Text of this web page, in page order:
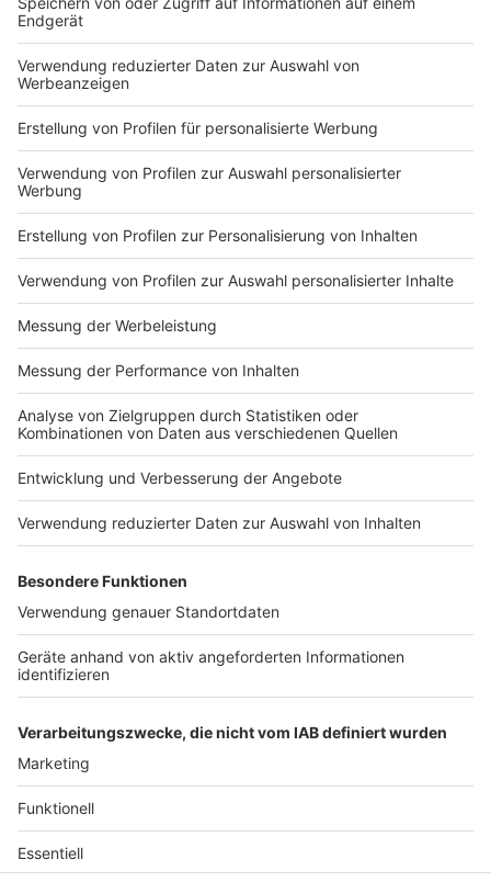
Das ist der Kitchen Club by Nelson Müller
Bei euch läuft das Radio in der Küche, bei uns die
Küche im Radio. Starkoch Nelson Müller lädt uns
exklusiv in seinen Kitchen Club ein. Ab sofort versorgt
er uns täglich mit raffinierten Rezepten zum
Nachkochen oder Nachkochen lassen. Nelson nimmt
uns mit in seine Küche und weiht uns in die
Geheimnisse eines bekannten Profikochs ein. Der
Kitchen Club by Nelson Müller ist etwas für alle
Gourmets und Gourmüsen. Für alle von euch, die
wissen, dass Kardamom ein Gewürz ist und kein
Ersatzteil fürs Auto. Das ist "Foodtainment" der
Extraklasse. Feinste Küche, die man überall genießen
oder wie Nelson es sagt: "Macht nix, wenn's
schmeckt!"
Nelson Müller live erleben? Hier gibt es
Terminen
Anzeige
Anzeige